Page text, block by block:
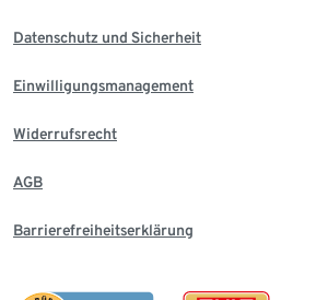
Datenschutz und Sicherheit
Einwilligungsmanagement
Widerrufsrecht
AGB
Barrierefreiheitserklärung